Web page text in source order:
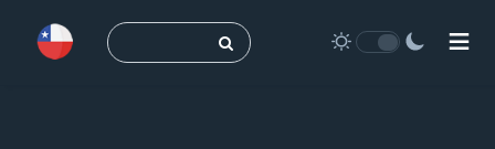
Buscar: